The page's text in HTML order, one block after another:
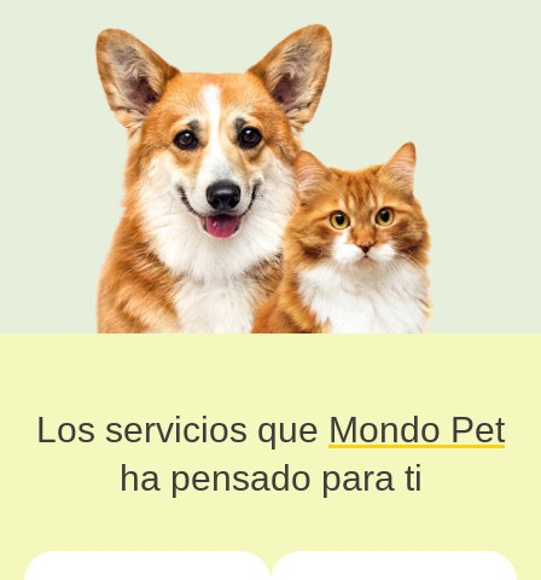
Los servicios que Mondo Pet
ha pensado para ti